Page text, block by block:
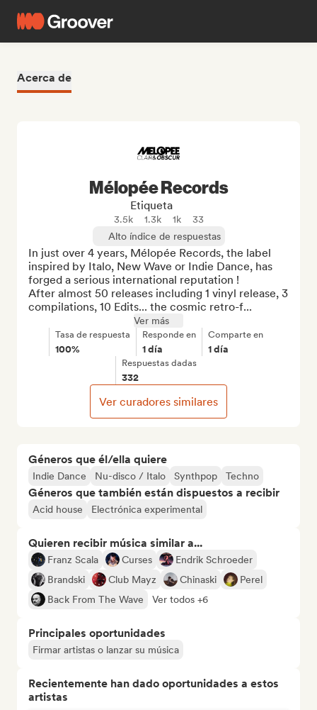
Acerca de
Géneros que él/ella quiere
Indie Dance Nu-disco / Italo Synthpop Techno
Géneros que también están dispuestos a recibir
Acid house Electrónica experimental
Quieren recibir música similar a...
Franz Scala Curses
Endrik Schroeder
Brandski
Club Mayz Chinaski
Perel
Back From The Wave
Ver todos +6
Principales oportunidades
Firmar artistas o lanzar su música
Recientemente han dado oportunidades a estos
artistas
Mélopée Records
Etiqueta
3.5k 1.3k 1k
33
Alto índice de respuestas
In just over 4 years, Mélopée Records, the label
inspired by Italo, New Wave or Indie Dance, has
forged a serious international reputation !
After almost 50 releases including 1 vinyl release, 3
compilations, 10 Edits... the cosmic retro-f...
Ver más
Tasa de respuesta
100%
Responde en
1 día
Comparte en
1 día
Respuestas dadas
332
Ver curadores similares